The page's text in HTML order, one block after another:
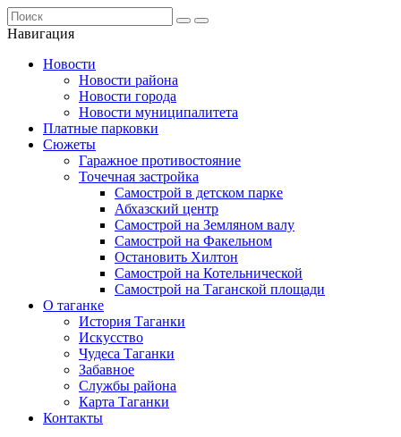
Навигация
Новости
Новости района
Новости города
Новости муниципалитета
Платные парковки
Сюжеты
Гаражное противостояние
Точечная застройка
Самострой в детском парке
Абхазский центр
Самострой на Земляном валу
Самострой на Факельном
Остановить Хилтон
Самострой на Котельнической
Самострой на Таганской площади
О таганке
История Таганки
Искусство
Чудеса Таганки
Забавное
Службы района
Карта Таганки
Контакты